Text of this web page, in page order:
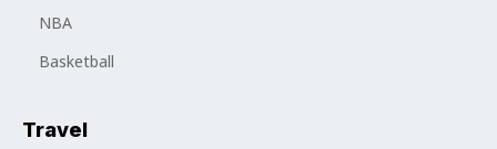
NBA
Basketball
Travel